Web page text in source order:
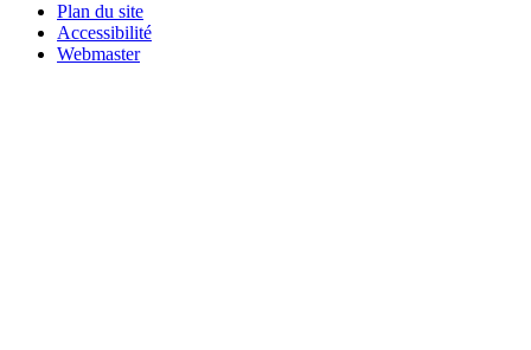
Plan du site
Accessibilité
Webmaster